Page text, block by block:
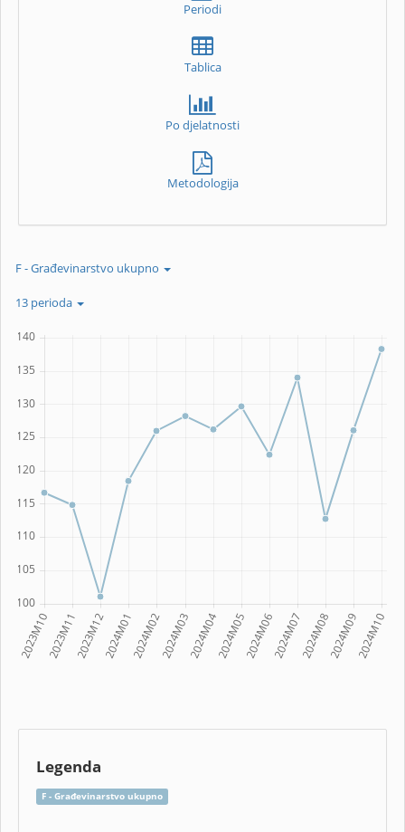
Periodi
Tablica
Po djelatnosti
Metodologija
F - Građevinarstvo ukupno
13 perioda
Legenda
F - Građevinarstvo ukupno